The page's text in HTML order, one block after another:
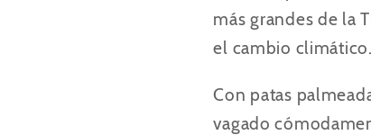
más grandes de la
el cambio climático.
Con patas
vagado